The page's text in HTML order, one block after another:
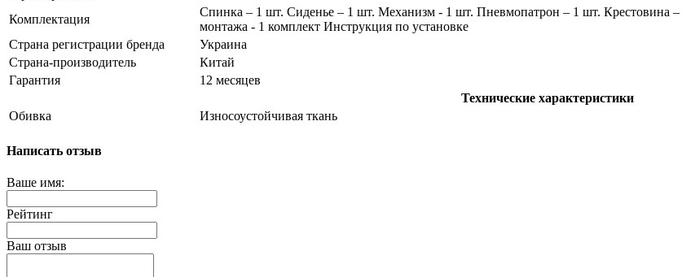
Комплектация
Спинка – 1 шт. Сиденье – 1 шт. Механизм - 1 шт. Пневмопатрон – 1 шт. Крестовина
монтажа - 1 комплект Инструкция по установке
Страна регистрации бренда
Украина
Страна-производитель
Китай
Гарантия
12 месяцев
Технические характеристики
Обивка
Износоустойчивая ткань
Написать отзыв
Ваше имя:
Рейтинг
Ваш отзыв